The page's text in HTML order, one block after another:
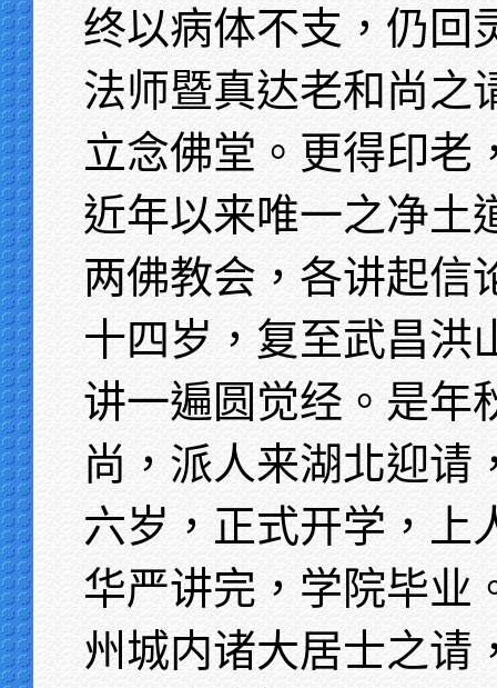
终以病体不支，仍回
法师暨真达老和尚之
立念佛堂。更得印老
近年以来唯一之净土
两佛教会，各讲起信
十四岁，复至武昌洪
讲一遍圆觉经。是年
尚，派人来湖北迎请
六岁，正式开学，上
华严讲完，学院毕业
州城内诸大居士之请